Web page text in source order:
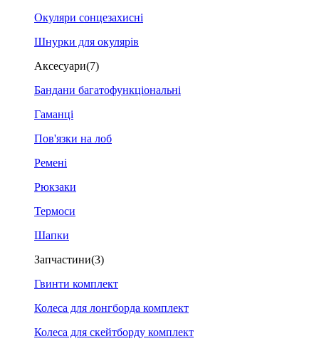
Окуляри сонцезахисні
Шнурки для окулярів
Аксесуари(7)
Бандани багатофункціональні
Гаманці
Пов'язки на лоб
Ремені
Рюкзаки
Термоси
Шапки
Запчастини(3)
Гвинти комплект
Колеса для лонгборда комплект
Колеса для скейтборду комплект